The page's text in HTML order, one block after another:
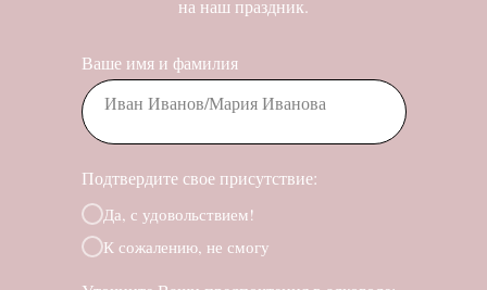
на наш праздник.
Ваше имя и фамилия
Подтвердите свое присутствие:
Да, с удовольствием!
К сожалению, не смогу